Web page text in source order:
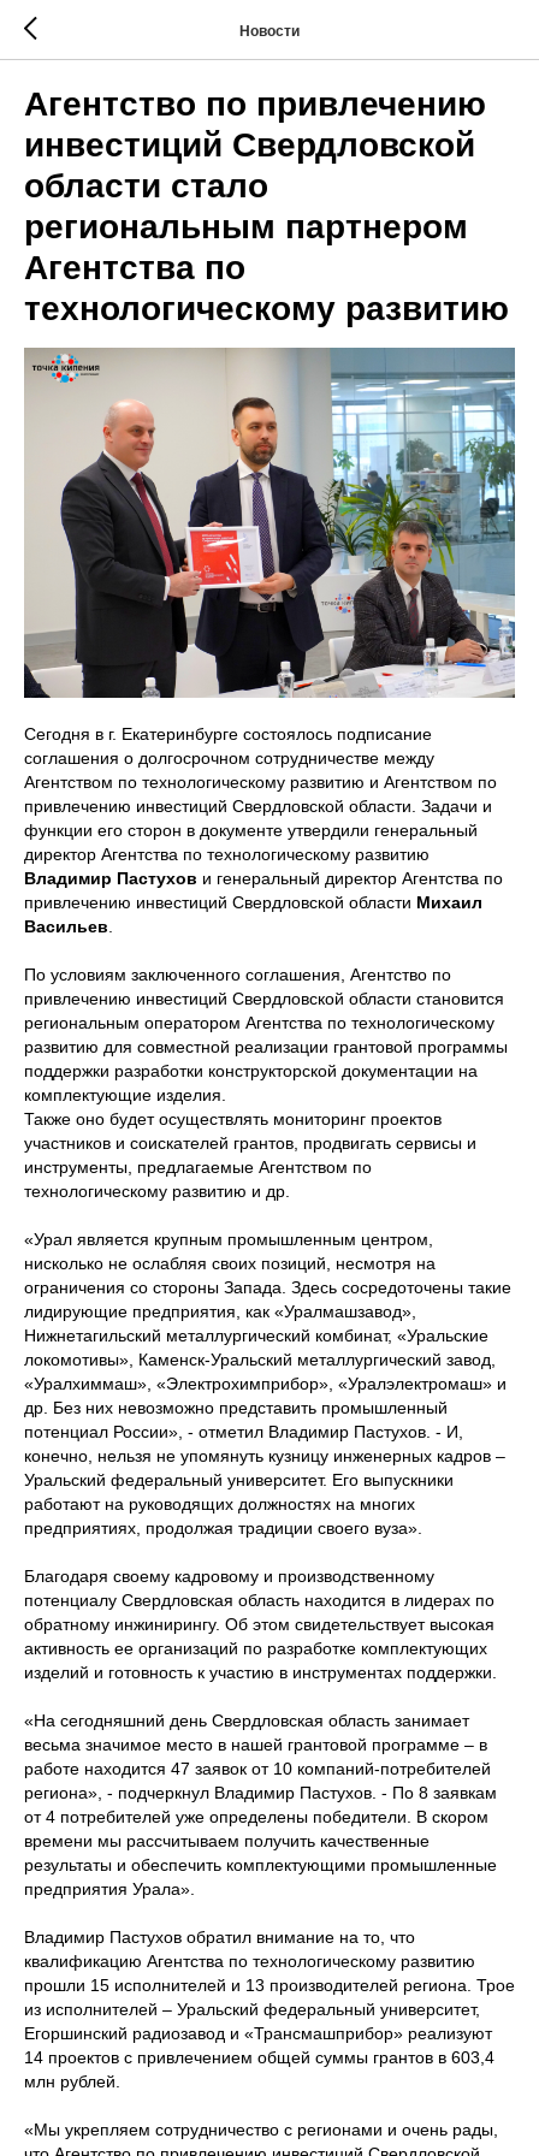
Новости
Агентство по привлечению
инвестиций Свердловской
области стало
региональным партнером
Агентства по
технологическому развитию
Сегодня в г. Екатеринбурге состоялось подписание
соглашения о долгосрочном сотрудничестве между
Агентством по технологическому развитию и Агентством по
привлечению инвестиций Свердловской области. Задачи и
функции его сторон в документе утвердили генеральный
директор Агентства по технологическому развитию
Владимир Пастухов и генеральный директор Агентства по
привлечению инвестиций Свердловской области Михаил
Васильев.
По условиям заключенного соглашения, Агентство по
привлечению инвестиций Свердловской области становится
региональным оператором Агентства по технологическому
развитию для совместной реализации грантовой программы
поддержки разработки конструкторской документации на
комплектующие изделия.
Также оно будет осуществлять мониторинг проектов
участников и соискателей грантов, продвигать сервисы и
инструменты, предлагаемые Агентством по
технологическому развитию и др.
«Урал является крупным промышленным центром,
нисколько не ослабляя своих позиций, несмотря на
ограничения со стороны Запада. Здесь сосредоточены такие
лидирующие предприятия, как «Уралмашзавод»,
Нижнетагильский металлургический комбинат, «Уральские
локомотивы», Каменск-Уральский металлургический завод,
«Уралхиммаш», «Электрохимприбор», «Уралэлектромаш» и
др. Без них невозможно представить промышленный
потенциал России», - отметил Владимир Пастухов. - И,
конечно, нельзя не упомянуть кузницу инженерных кадров –
Уральский федеральный университет. Его выпускники
работают на руководящих должностях на многих
предприятиях, продолжая традиции своего вуза».
Благодаря своему кадровому и производственному
потенциалу Свердловская область находится в лидерах по
обратному инжинирингу. Об этом свидетельствует высокая
активность ее организаций по разработке комплектующих
изделий и готовность к участию в инструментах поддержки.
«На сегодняшний день Свердловская область занимает
весьма значимое место в нашей грантовой программе – в
работе находится 47 заявок от 10 компаний-потребителей
региона», - подчеркнул Владимир Пастухов. - По 8 заявкам
от 4 потребителей уже определены победители. В скором
времени мы рассчитываем получить качественные
результаты и обеспечить комплектующими промышленные
предприятия Урала».
Владимир Пастухов обратил внимание на то, что
квалификацию Агентства по технологическому развитию
прошли 15 исполнителей и 13 производителей региона. Трое
из исполнителей – Уральский федеральный университет,
Егоршинский радиозавод и «Трансмашприбор» реализуют
14 проектов с привлечением общей суммы грантов в 603,4
млн рублей.
«Мы укрепляем сотрудничество с регионами и очень рады,